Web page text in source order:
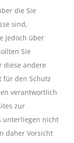
die Sie
sind,
jedoch über
Sie
diese andere
für den Schutz
verantwortlich
zur
unterliegen nicht
daher Vorsicht